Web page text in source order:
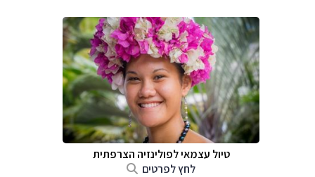
טיול עצמאי לפולינזיה הצרפתית
לחץ לפרטים